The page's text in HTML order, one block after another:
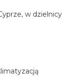
w dzielnicy